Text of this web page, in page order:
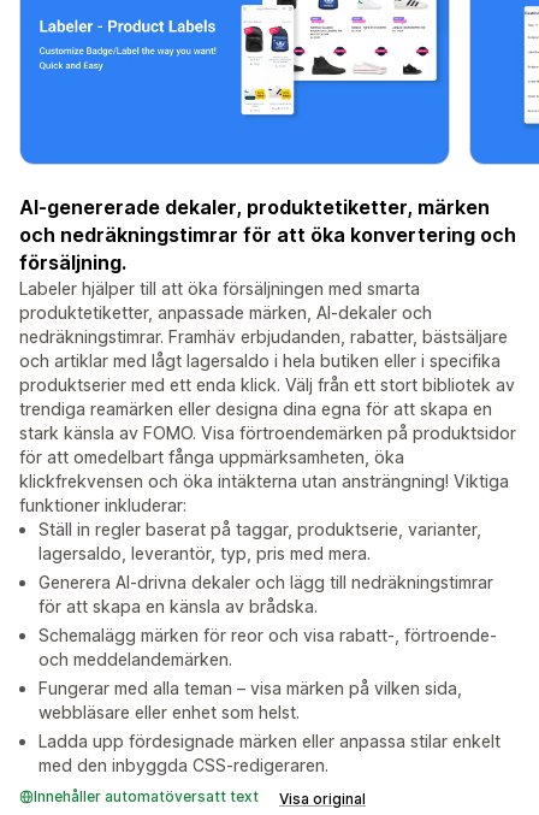
AI-genererade dekaler, produktetiketter, märken
och nedräkningstimrar för att öka konvertering och
försäljning.
Labeler hjälper till att öka försäljningen med smarta
produktetiketter, anpassade märken, AI-dekaler och
nedräkningstimrar. Framhäv erbjudanden, rabatter, bästsäljare
och artiklar med lågt lagersaldo i hela butiken eller i specifika
produktserier med ett enda klick. Välj från ett stort bibliotek av
trendiga reamärken eller designa dina egna för att skapa en
stark känsla av FOMO. Visa förtroendemärken på produktsidor
för att omedelbart fånga uppmärksamheten, öka
klickfrekvensen och öka intäkterna utan ansträngning! Viktiga
funktioner inkluderar:
Ställ in regler baserat på taggar, produktserie, varianter,
lagersaldo, leverantör, typ, pris med mera.
Generera AI-drivna dekaler och lägg till nedräkningstimrar
för att skapa en känsla av brådska.
Schemalägg märken för reor och visa rabatt-, förtroende-
och meddelandemärken.
Fungerar med alla teman – visa märken på vilken sida,
webbläsare eller enhet som helst.
Ladda upp fördesignade märken eller anpassa stilar enkelt
med den inbyggda CSS-redigeraren.
Innehåller automatöversatt text Visa original